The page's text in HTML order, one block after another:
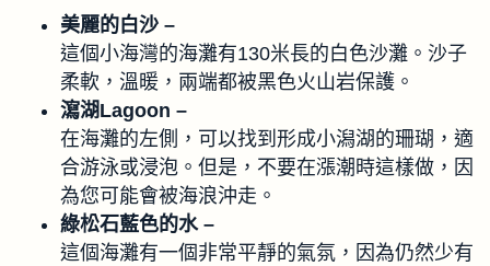
美麗的白沙 –
這個小海灣的海灘有130米長的白色沙灘。沙子
柔軟，溫暖，兩端都被黑色火山岩保護。
瀉湖Lagoon –
在海灘的左側，可以找到形成小潟湖的珊瑚，適
合游泳或浸泡。但是，不要在漲潮時這樣做，因
為您可能會被海浪沖走。
綠松石藍色的水 –
這個海灘有一個非常平靜的氣氛，因為仍然少有